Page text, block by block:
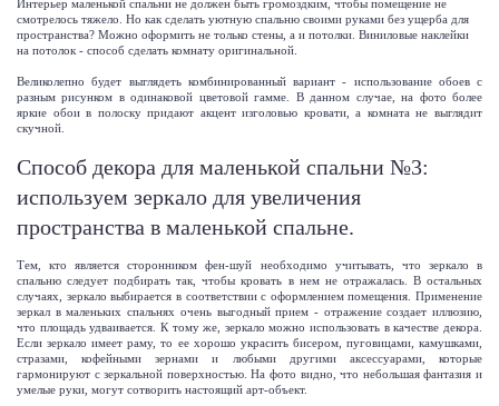
Интерьер маленькой спальни не должен быть громоздким, чтобы помещение не
смотрелось тяжело. Но как сделать уютную спальню своими руками без ущерба для
пространства? Можно оформить не только стены, а и потолки. Виниловые наклейки
на потолок - способ сделать комнату оригинальной.
Великолепно будет выглядеть комбинированный вариант - использование обоев с
разным рисунком в одинаковой цветовой гамме. В данном случае, на фото более
яркие обои в полоску придают акцент изголовью кровати, а комната не выглядит
скучной.
Способ декора для маленькой спальни №3:
используем зеркало для увеличения
пространства в маленькой спальне.
Тем, кто является сторонником фен-шуй необходимо учитывать, что зеркало в
спальню следует подбирать так, чтобы кровать в нем не отражалась. В остальных
случаях, зеркало выбирается в соответствии с оформлением помещения. Применение
зеркал в маленьких спальнях очень выгодный прием - отражение создает иллюзию,
что площадь удваивается. К тому же, зеркало можно использовать в качестве декора.
Если зеркало имеет раму, то ее хорошо украсить бисером, пуговицами, камушками,
стразами, кофейными зернами и любыми другими аксессуарами, которые
гармонируют с зеркальной поверхностью. На фото видно, что небольшая фантазия и
умелые руки, могут сотворить настоящий арт-объект.